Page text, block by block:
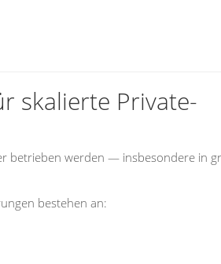
skalierte Private-
betrieben werden — insbesondere in
bestehen an: